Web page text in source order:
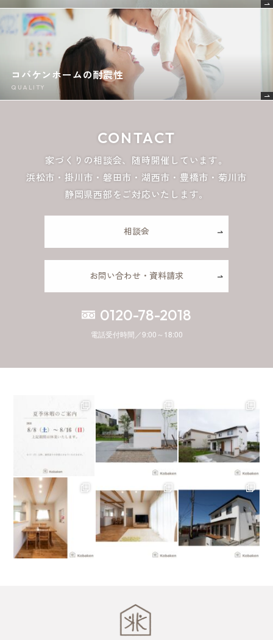
コバケンホームの耐震性
QUALITY
CONTACT
家づくりの相談会、随時開催しています。
浜松市・掛川市・磐田市・湖西市・豊橋市・菊川市
静岡県西部をご対応いたします。
相談会
お問い合わせ・資料請求
0120-78-2018
電話受付時間／9:00～18:00